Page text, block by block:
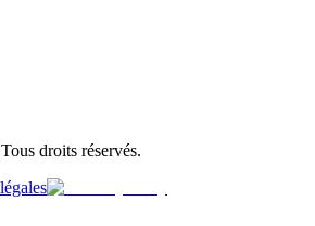
droits réservés.